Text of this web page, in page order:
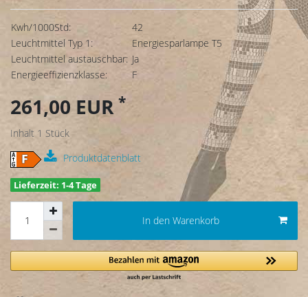
Kwh/1000Std:
42
Leuchtmittel Typ 1:
Energiesparlampe T5
Leuchtmittel austauschbar: Ja
Energieeffizienzklasse:
F
261,00 EUR *
Inhalt 1 Stück
Produktdatenblatt
Lieferzeit: 1-4 Tage
In den Warenkorb